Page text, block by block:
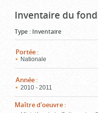
Inventaire du
Type : Inventaire
Portée :
Nationale
Année :
2010 - 2011
Maître d'oeuvre :